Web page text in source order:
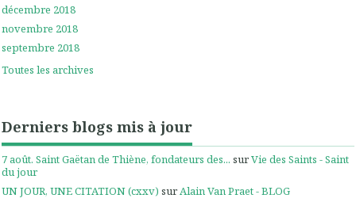
décembre 2018
novembre 2018
septembre 2018
Toutes les archives
Derniers blogs mis à jour
7 août. Saint Gaëtan de Thiène, fondateurs des... surVie des Saints - Saint
du jour
UN JOUR, UNE CITATION (cxxv) surAlain Van Praet - BLOG